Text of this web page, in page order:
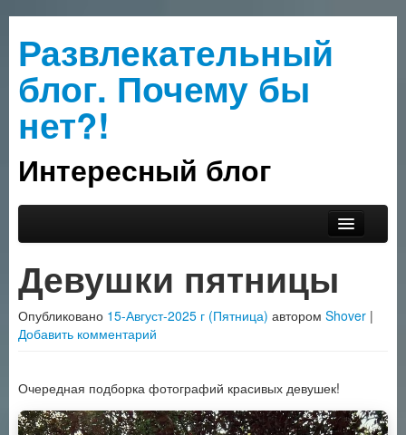
Развлекательный
блог. Почему бы
нет?!
Интересный блог
Главное меню
О сайте
Рубрики
Девушки пятницы
Опубликовано 15-Август-2025 г (Пятница) автором Shover |
Добавить комментарий
Очередная подборка фотографий красивых девушек!